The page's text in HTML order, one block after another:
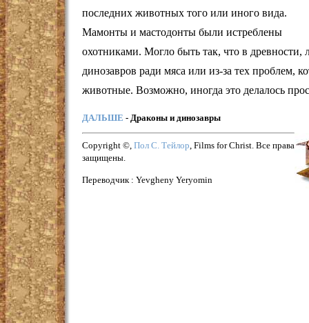
последних животных того или иного вида.
Мамонты и мастодонты были истреблены
охотниками. Могло быть так, что в древности,
динозавров ради мяса или из-за тех проблем,
животные. Возможно, иногда это делалось
ДАЛЬШЕ - Драконы и динозавры
Copyright ©, Пол С. Тейлор , Films for Christ. Все права
защищены.
Переводчик : Yevgheny Yeryomin